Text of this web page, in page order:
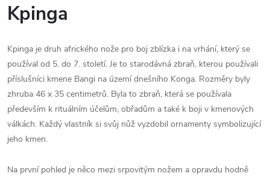
Kpinga
Kpinga je druh afrického nože pro boj zblízka i na vrhání, který se
používal od 5. do 7. století. Je to starodávná zbraň, kterou používali
příslušníci kmene Bangi na území dnešního Konga. Rozměry byly
zhruba 46 x 35 centimetrů. Byla to zbraň, která se používala
především k rituálním účelům, obřadům a také k boji v kmenových
válkách. Každý vlastník si svůj nůž vyzdobil ornamenty symbolizující
jeho kmen.
Na první pohled je něco mezi srpovitým nožem a opravdu hodně